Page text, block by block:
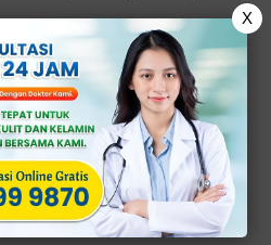
sebagian atau seluruh
berkonsultasi dengan
dan perawatan yang
langsung, dokter
yang sesuai dengan
X